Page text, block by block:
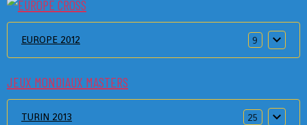
EUROPE 2012 9
JEUX MONDIAUX MASTERS
TURIN 2013 25